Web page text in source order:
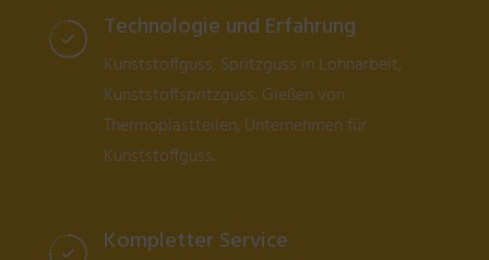
Technologie und Erfahrung
Kunststoffguss, Spritzguss in Lohnarbeit,
Kunststoffspritzguss, Gießen von
Thermoplastteilen, Unternehmen für
Kunststoffguss.
Kompletter Service